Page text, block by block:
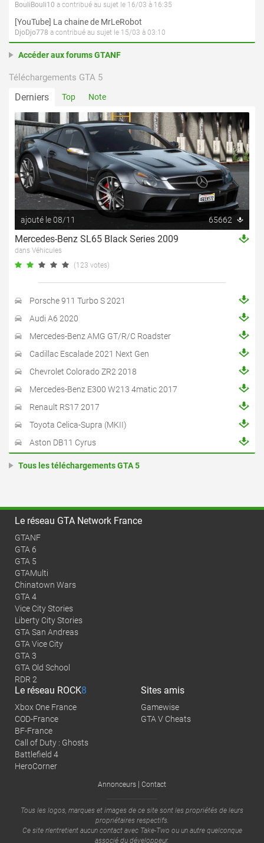
BouliBouli10 a contribué au sujet le 16/03 à 16:35
[YouTube] La chaine de MrLeRobot
DjoDjo778 a contribué au sujet le 15/03 à 03:10
Accéder aux forums GTANF
Téléchargements GTA 5
Derniers Top Note
ajouté le 08/11 65662
Mercedes-Benz SL65 Black Series 2009
dans Véhicules
(123 votes)
Porsche 911 Turbo S 2021
Audi A6 2020
Mercedes-Benz AMG GT/R/C Roadster
Cadillac Escalade 2021 Next Gen
Chevrolet Colorado ZR2 2018
Mercedes-Benz E300 W213 4matic 2017
Renault RS17 2017
Toyota Celica-Supra (MKII)
Aston DB11 Cyrus
Tous les téléchargements GTA 5
Le réseau GTA Network France
GTANF
GTA 6
GTA 5
GTAMulti
Chinatown Wars
GTA 4
Vice City Stories
Liberty City Stories
GTA San Andreas
GTA Vice City
GTA 3
GTA Old School
RDR 2
Le réseau ROCK8
Xbox One France
COD-France
BF-France
Call of Duty : Ghosts
Battlefield 4
HeroCorner
Sites amis
Gamewise
GTA V Cheats
Annonceurs | Contact
Tous les logos, marques et images de ce site sont les propriétés de leurs
propriétaires respectifs.
Ce site n'entretient aucun contact avec Take-Two ou un autre quelconque
associé du développeur.